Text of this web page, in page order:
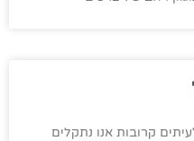
קרובות אנו נתקלים